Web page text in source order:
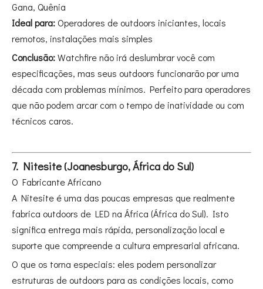
Gana, Quênia
Ideal para:Operadores de outdoors iniciantes, locais
remotos, instalações mais simples
Conclusão:Watchfire não irá deslumbrar você com
especificações, mas seus outdoors funcionarão por uma
década com problemas mínimos. Perfeito para operadores
que não podem arcar com o tempo de inatividade ou com
técnicos caros.
7. Nitesite (Joanesburgo, África do Sul)
O Fabricante Africano
A Nitesite é uma das poucas empresas que realmente
fabrica outdoors de LED na África (África do Sul). Isto
significa entrega mais rápida, personalização local e
suporte que compreende a cultura empresarial africana.
O que os torna especiais: eles podem personalizar
estruturas de outdoors para as condições locais, como